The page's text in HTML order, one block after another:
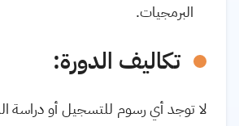
البرمجيات.
تكاليف الدورة:
لا توجد أي رسوم للتسجيل أو دراسة